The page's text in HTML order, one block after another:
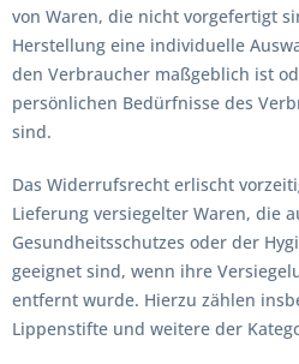
von Waren, die nicht vorgefertigt
Herstellung eine individuelle
den Verbraucher maßgeblich ist
persönlichen Bedürfnisse des
sind.
Das Widerrufsrecht erlischt
Lieferung versiegelter Waren, die
Gesundheitsschutzes oder der
geeignet sind, wenn ihre
entfernt wurde. Hierzu zählen
Lippenstifte und weitere der